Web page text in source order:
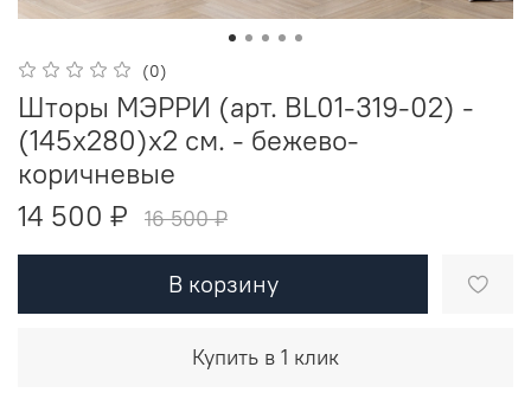
(0)
Шторы МЭРРИ (арт. BL01-319-02) -
(145х280)х2 см. - бежево-
коричневые
14 500 ₽
16 500 ₽
В корзину
Купить в 1 клик